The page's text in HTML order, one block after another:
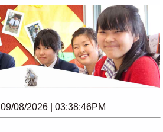
09/08/2026 | 03:38:46PM